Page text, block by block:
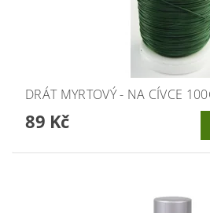
DRÁT MYRTOVÝ - NA CÍVCE
89 Kč